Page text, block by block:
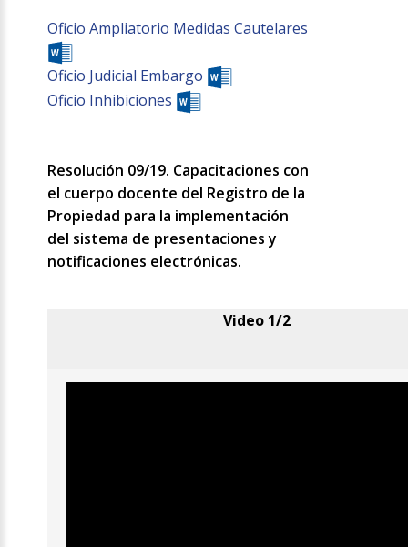
Oficio Ampliatorio Medidas Cautelares
Oficio Judicial Embargo
Oficio Inhibiciones
Resolución 09/19. Capacitaciones con
el cuerpo docente del Registro de la
Propiedad para la implementación
del sistema de presentaciones y
notificaciones electrónicas.
Video 1/2